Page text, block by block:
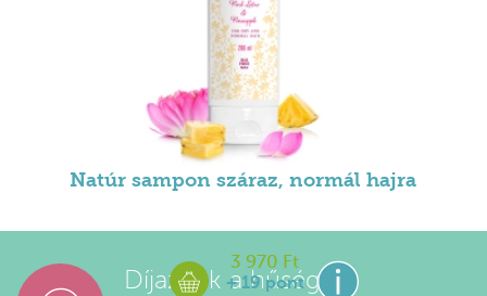
Natúr sampon száraz, normál hajra
3 970 Ft
+ 19 pont
Díjazzuk a hűséged!